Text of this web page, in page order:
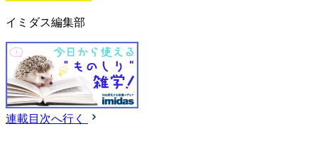
イミダス編集部
連載目次へ行く